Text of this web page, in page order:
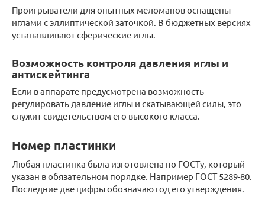
Проигрыватели для опытных меломанов оснащены
иглами с эллиптической заточкой. В бюджетных версиях
устанавливают сферические иглы.
Возможность контроля давления иглы и
антискейтинга
Если в аппарате предусмотрена возможность
регулировать давление иглы и скатывающей силы, это
служит свидетельством его высокого класса.
Номер пластинки
Любая пластинка была изготовлена по ГОСТу, который
указан в обязательном порядке. Например ГОСТ 5289-80.
Последние две цифры обозначаю год его утверждения.